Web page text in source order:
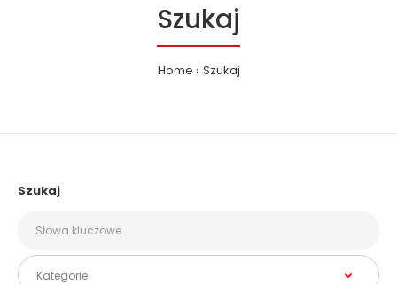
Szukaj
Home Szukaj
Szukaj